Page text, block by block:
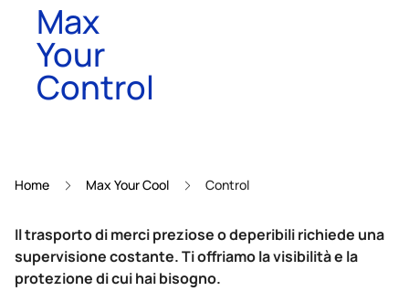
Max
Your
Control
Home Max Your Cool Control
Il trasporto di merci preziose o deperibili richiede una
supervisione costante. Ti offriamo la visibilità e la
protezione di cui hai bisogno.